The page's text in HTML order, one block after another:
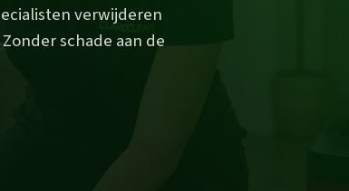
verwijderen
schade aan de